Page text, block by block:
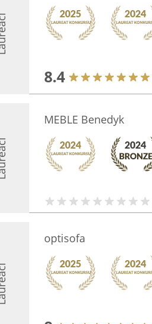
Laureaci
8.4
Laureaci
MEBLE Benedyk
Laureaci
optisofa